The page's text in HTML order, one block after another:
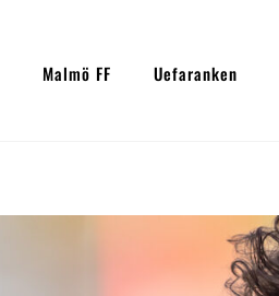
Malmö FF Uefaranken